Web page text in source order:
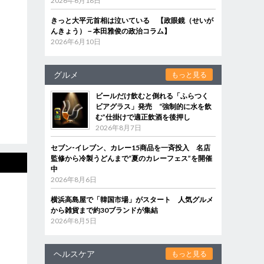
きっと大平元首相は泣いている 【政眼鏡（せいが
んきょう）－本田雅俊の政治コラム】
2026年6月10日
グルメ もっと見る
ビールだけ飲むと倒れる「ふらつく
ビアグラス」発売 “強制的に水を飲
む”仕掛けで適正飲酒を後押し
2026年8月7日
セブン‐イレブン、カレー15商品を一斉投入 名店
監修から冷製うどんまで“夏のカレーフェス”を開催
中
2026年8月6日
横浜高島屋で「韓国市場」がスタート 人気グルメ
から雑貨まで約30ブランドが集結
2026年8月5日
ヘルスケア もっと見る